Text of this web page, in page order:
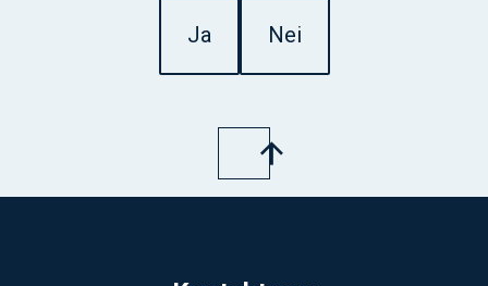
Ja Nei